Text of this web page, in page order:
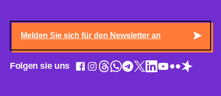
Melden Sie sich für den Newsletter an
Folgen sie uns